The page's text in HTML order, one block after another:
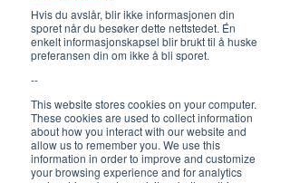
Hvis du avslår, blir ikke informasjonen din
sporet når du besøker dette nettstedet. Én
enkelt informasjonskapsel blir brukt til å huske
preferansen din om ikke å bli sporet.
--
This website stores cookies on your computer.
These cookies are used to collect information
about how you interact with our website and
allow us to remember you. We use this
information in order to improve and customize
your browsing experience and for analytics